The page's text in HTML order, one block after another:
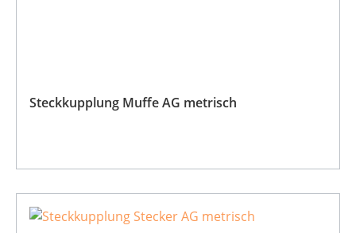
Steckkupplung Muffe AG metrisch